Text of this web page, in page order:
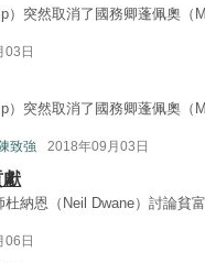
）突然取消了國務卿蓬佩奧（
03日
）突然取消了國務卿蓬佩奧（
致強 2018年09月03日
獻
納恩（Neil Dwane）討論貧
06日